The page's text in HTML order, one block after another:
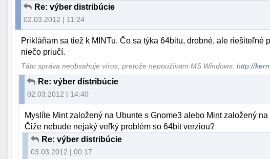
Re: výber distribúcie
02.03.2012 | 11:24
Prikláňam sa tiež k MINTu. Čo sa týka 64bitu, drobné, ale riešiteľné
niečo priučí.
Táto správa neobsahuje vírus, pretože nepoužívam MS Windows.http://
Re: výber distribúcie
02.03.2012 | 14:40
Myslíte Mint založený na Ubunte s Gnome3 alebo Mint založený
Čiže nebude nejaký veľký problém so 64bit verziou?
Re: výber distribúcie
03.03.2012 | 00:17